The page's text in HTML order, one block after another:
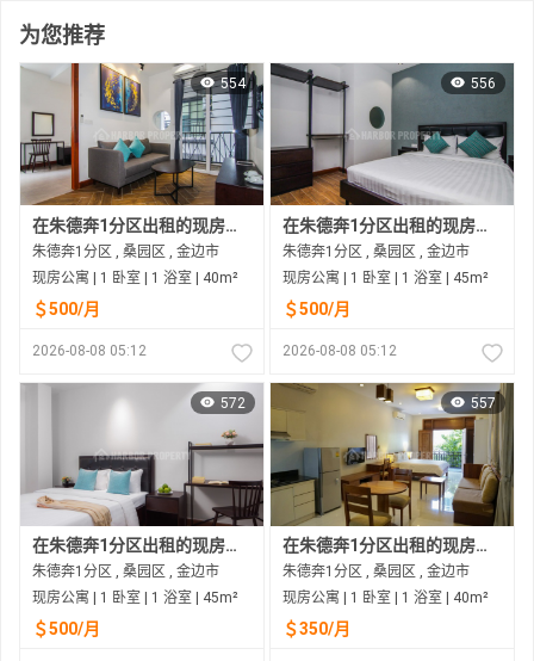
为您推荐
554
在朱德奔1分区出租的现房公寓
朱德奔1分区 , 桑园区 , 金边市
现房公寓 | 1 卧室 | 1 浴室 | 40m²
＄500/月
2026-08-08 05:12
556
在朱德奔1分区出租的现房公寓
朱德奔1分区 , 桑园区 , 金边市
现房公寓 | 1 卧室 | 1 浴室 | 45m²
＄500/月
2026-08-08 05:12
572
在朱德奔1分区出租的现房公寓
朱德奔1分区 , 桑园区 , 金边市
现房公寓 | 1 卧室 | 1 浴室 | 45m²
＄500/月
557
在朱德奔1分区出租的现房公寓
朱德奔1分区 , 桑园区 , 金边市
现房公寓 | 1 卧室 | 1 浴室 | 40m²
＄350/月